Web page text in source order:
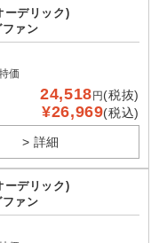
ーデリック)
ァン
価
24,518 円 (税抜)
¥26,969(税込)
> 詳細
ーデリック)
ァン